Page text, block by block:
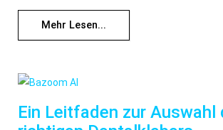
Mehr Lesen...
Ein Leitfaden zur Auswahl